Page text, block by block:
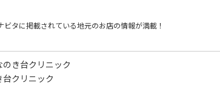
ビタに掲載されている地元のお店の情報が満載！
き台クリニック
クリニック